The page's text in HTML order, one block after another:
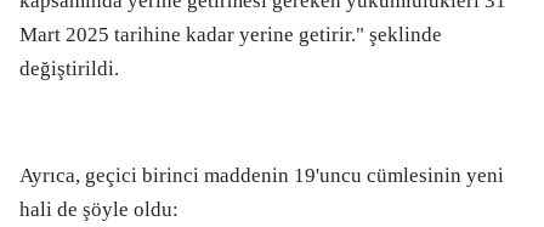
Mart 2025 tarihine kadar yerine getirir." şeklinde
değiştirildi.
Ayrıca, geçici birinci maddenin 19'uncu cümlesinin yeni
hali de şöyle oldu: